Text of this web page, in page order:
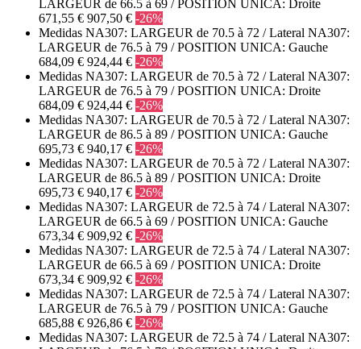
LARGEUR de 66.5 à 69 / POSITION UNICA: Droite
671,55 € 907,50 € -26%
Medidas NA307: LARGEUR de 70.5 à 72 / Lateral NA307:
LARGEUR de 76.5 à 79 / POSITION UNICA: Gauche
684,09 € 924,44 € -26%
Medidas NA307: LARGEUR de 70.5 à 72 / Lateral NA307:
LARGEUR de 76.5 à 79 / POSITION UNICA: Droite
684,09 € 924,44 € -26%
Medidas NA307: LARGEUR de 70.5 à 72 / Lateral NA307:
LARGEUR de 86.5 à 89 / POSITION UNICA: Gauche
695,73 € 940,17 € -26%
Medidas NA307: LARGEUR de 70.5 à 72 / Lateral NA307:
LARGEUR de 86.5 à 89 / POSITION UNICA: Droite
695,73 € 940,17 € -26%
Medidas NA307: LARGEUR de 72.5 à 74 / Lateral NA307:
LARGEUR de 66.5 à 69 / POSITION UNICA: Gauche
673,34 € 909,92 € -26%
Medidas NA307: LARGEUR de 72.5 à 74 / Lateral NA307:
LARGEUR de 66.5 à 69 / POSITION UNICA: Droite
673,34 € 909,92 € -26%
Medidas NA307: LARGEUR de 72.5 à 74 / Lateral NA307:
LARGEUR de 76.5 à 79 / POSITION UNICA: Gauche
685,88 € 926,86 € -26%
Medidas NA307: LARGEUR de 72.5 à 74 / Lateral NA307: